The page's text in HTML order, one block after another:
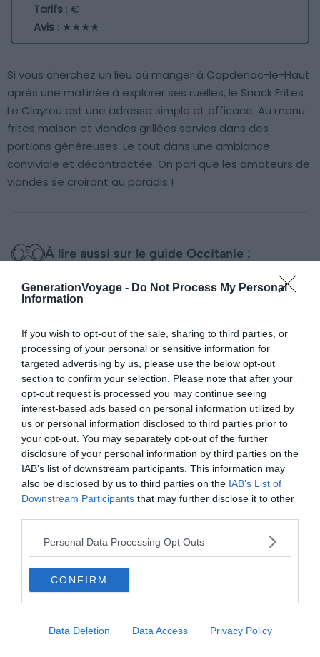
GenerationVoyage - Do Not Process My Personal
Information
If you wish to opt-out of the sale, sharing to third parties, or
processing of your personal or sensitive information for
targeted advertising by us, please use the below opt-out
section to confirm your selection. Please note that after your
opt-out request is processed you may continue seeing
interest-based ads based on personal information utilized by
us or personal information disclosed to third parties prior to
your opt-out. You may separately opt-out of the further
disclosure of your personal information by third parties on the
IAB’s list of downstream participants. This information may
also be disclosed by us to third parties on the IAB’s List of
Downstream Participants that may further disclose it to other
Personal Data Processing Opt Outs
CONFIRM
Data Deletion Data Access Privacy Policy
Tarifs : €
Avis : ★★★★
Si vous cherchez un lieu où manger à Capdenac-le-Haut
après une matinée à explorer ses ruelles, le Snack Frites
Le Clayrou est une adresse simple et efficace. Au menu :
frites maison et viandes grillées servies dans des
portions généreuses. Le tout dans une ambiance
conviviale et décontractée. On pari que les amateurs de
viandes se croiront au paradis !
À lire aussi sur le guide Occitanie :
Les 6 choses incontournables à faire à Capdenac-
Le-Haut
Les 13 plus beaux villages du Lot
Où manger à Conques ?
4. La Renaissance